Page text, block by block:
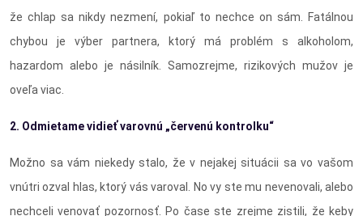
že chlap sa nikdy nezmení, pokiaľ to nechce on sám. Fatálnou
chybou je výber partnera, ktorý má problém s alkoholom,
hazardom alebo je násilník. Samozrejme, rizikových mužov je
oveľa viac.
2. Odmietame vidieť varovnú „červenú kontrolku“
Možno sa vám niekedy stalo, že v nejakej situácii sa vo vašom
vnútri ozval hlas, ktorý vás varoval. No vy ste mu nevenovali, alebo
nechceli venovať pozornosť. Po čase ste zrejme zistili, že keby